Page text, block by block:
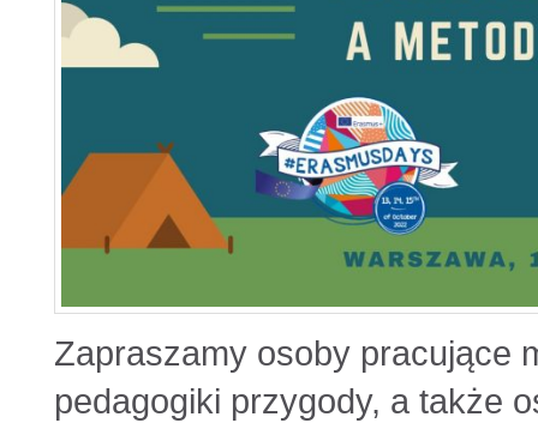
Zapraszamy osoby pracujące
pedagogiki przygody, a także